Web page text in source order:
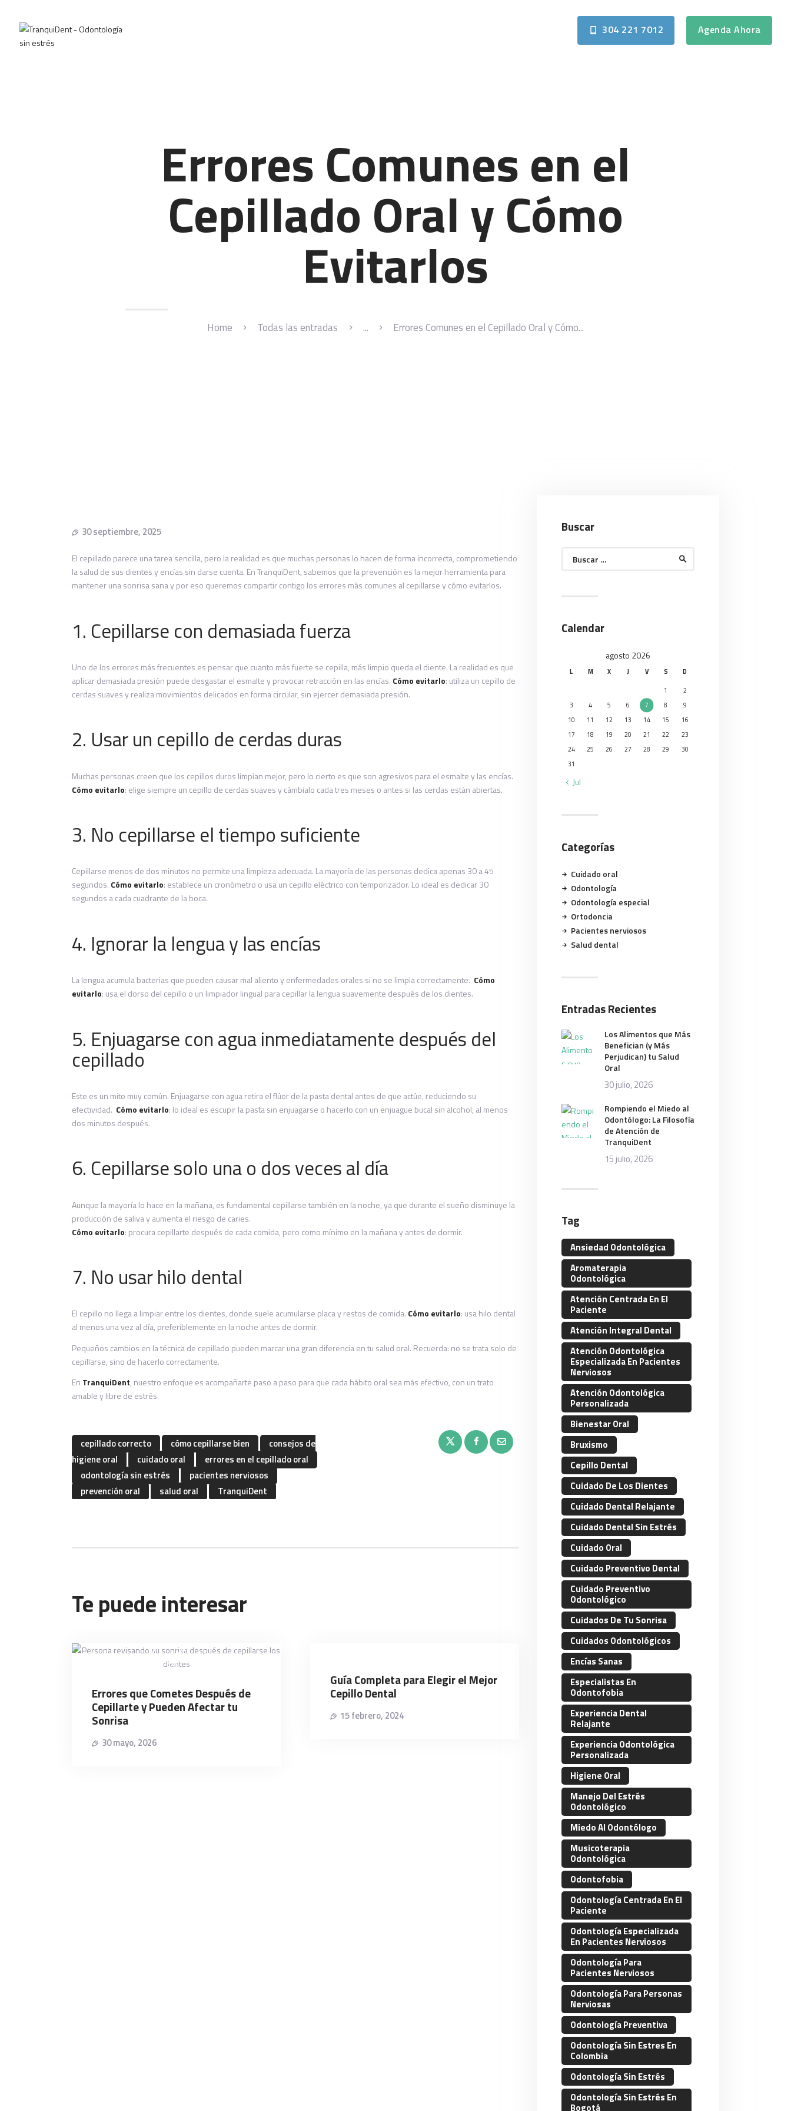
304 221 7012 Agenda Ahora
Errores Comunes en el
Cepillado Oral y Cómo
Evitarlos
Home Todas las entradas ... Errores Comunes en el Cepillado Oral y Cómo...
30 septiembre, 2025
El cepillado parece una tarea sencilla, pero la realidad es que muchas personas lo hacen de forma incorrecta, comprometiendo
la salud de sus dientes y encías sin darse cuenta. En TranquiDent, sabemos que la prevención es la mejor herramienta para
mantener una sonrisa sana y por eso queremos compartir contigo los errores más comunes al cepillarse y cómo evitarlos.
1. Cepillarse con demasiada fuerza
Uno de los errores más frecuentes es pensar que cuanto más fuerte se cepilla, más limpio queda el diente. La realidad es que
aplicar demasiada presión puede desgastar el esmalte y provocar retracción en las encías. Cómo evitarlo: utiliza un cepillo de
cerdas suaves y realiza movimientos delicados en forma circular, sin ejercer demasiada presión.
2. Usar un cepillo de cerdas duras
Muchas personas creen que los cepillos duros limpian mejor, pero lo cierto es que son agresivos para el esmalte y las encías.
Cómo evitarlo: elige siempre un cepillo de cerdas suaves y cámbialo cada tres meses o antes si las cerdas están abiertas.
3. No cepillarse el tiempo suficiente
Cepillarse menos de dos minutos no permite una limpieza adecuada. La mayoría de las personas dedica apenas 30 a 45
segundos. Cómo evitarlo: establece un cronómetro o usa un cepillo eléctrico con temporizador. Lo ideal es dedicar 30
segundos a cada cuadrante de la boca.
4. Ignorar la lengua y las encías
La lengua acumula bacterias que pueden causar mal aliento y enfermedades orales si no se limpia correctamente. Cómo
evitarlo: usa el dorso del cepillo o un limpiador lingual para cepillar la lengua suavemente después de los dientes.
5. Enjuagarse con agua inmediatamente después del
cepillado
Este es un mito muy común. Enjuagarse con agua retira el flúor de la pasta dental antes de que actúe, reduciendo su
efectividad. Cómo evitarlo: lo ideal es escupir la pasta sin enjuagarse o hacerlo con un enjuague bucal sin alcohol, al menos
dos minutos después.
6. Cepillarse solo una o dos veces al día
Aunque la mayoría lo hace en la mañana, es fundamental cepillarse también en la noche, ya que durante el sueño disminuye la
producción de saliva y aumenta el riesgo de caries.
Cómo evitarlo: procura cepillarte después de cada comida, pero como mínimo en la mañana y antes de dormir.
7. No usar hilo dental
El cepillo no llega a limpiar entre los dientes, donde suele acumularse placa y restos de comida. Cómo evitarlo: usa hilo dental
al menos una vez al día, preferiblemente en la noche antes de dormir.
Pequeños cambios en la técnica de cepillado pueden marcar una gran diferencia en tu salud oral. Recuerda: no se trata solo de
cepillarse, sino de hacerlo correctamente.
En TranquiDent, nuestro enfoque es acompañarte paso a paso para que cada hábito oral sea más efectivo, con un trato
amable y libre de estrés.
cepillado correcto cómo cepillarse bien
consejos de
higiene oral
cuidado oral
errores en el cepillado oral
odontología sin estrés
pacientes nerviosos
prevención oral
salud oral TranquiDent
Te puede interesar
Errores que Cometes Después de
Cepillarte y Pueden Afectar tu
Sonrisa
30 mayo, 2026
Guía Completa para Elegir el Mejor
Cepillo Dental
15 febrero, 2024
Buscar
Calendar
agosto 2026
L M X J V S
D
1
2
3
4 5 6 7 8
9
10
11 12 13 14 15
16
17
18 19 20 21 22
23
24
25 26 27 28 29
30
31
« Jul
Categorías
Cuidado oral
Odontología
Odontología especial
Ortodoncia
Pacientes nerviosos
Salud dental
Entradas Recientes
Los Alimentos que Más
Benefician (y Más
Perjudican) tu Salud
Oral
30 julio, 2026
Rompiendo el Miedo al
Odontólogo: La Filosofía
de Atención de
TranquiDent
15 julio, 2026
Tag
Ansiedad Odontológica
Aromaterapia
Odontológica
Atención Centrada En El
Paciente
Atención Integral Dental
Atención Odontológica
Especializada En Pacientes
Nerviosos
Atención Odontológica
Personalizada
Bienestar Oral
Bruxismo
Cepillo Dental
Cuidado De Los Dientes
Cuidado Dental Relajante
Cuidado Dental Sin Estrés
Cuidado Oral
Cuidado Preventivo Dental
Cuidado Preventivo
Odontológico
Cuidados De Tu Sonrisa
Cuidados Odontológicos
Encías Sanas
Especialistas En
Odontofobia
Experiencia Dental
Relajante
Experiencia Odontológica
Personalizada
Higiene Oral
Manejo Del Estrés
Odontológico
Miedo Al Odontólogo
Musicoterapia
Odontológica
Odontofobia
Odontología Centrada En El
Paciente
Odontología Especializada
En Pacientes Nerviosos
Odontología Para
Pacientes Nerviosos
Odontología Para Personas
Nerviosas
Odontología Preventiva
Odontología Sin Estres En
Colombia
Odontología Sin Estrés
Odontología Sin Estrés En
Bogotá